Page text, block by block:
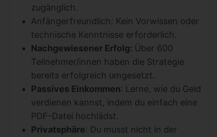
zugänglich.
Anfängerfreundlich: Kein Vorwissen oder
technische Kenntnisse erforderlich.
Nachgewiesener Erfolg: Über 600
Teilnehmer/innen haben die Strategie
bereits erfolgreich umgesetzt.
Passives Einkommen: Lerne, wie du Geld
verdienen kannst, indem du einfach eine
PDF-Datei hochlädst.
Privatsphäre: Du musst nicht in der